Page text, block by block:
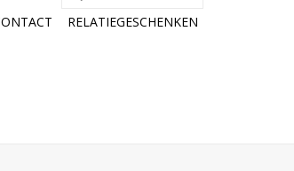
RELATIEGESCHENKEN